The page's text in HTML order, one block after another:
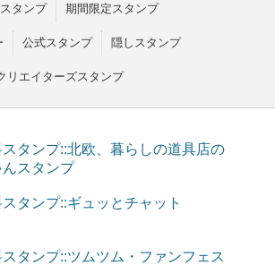
タンプ 期間限定スタンプ
公式スタンプ 隠しスタンプ
リエイターズスタンプ
スタンプ::北欧、暮らしの道具店の
スタンプ
タンプ::ギュッとチャット
スタンプ::ツムツム・ファンフェス